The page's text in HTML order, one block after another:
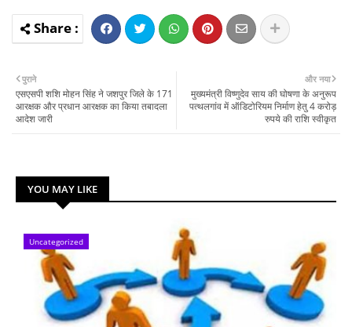
और नया
मुख्यमंत्री विष्णुदेव साय की घोषणा के अनुरूप
पत्थलगांव में ऑडिटोरियम निर्माण हेतु 4 करोड़
रुपये की राशि स्वीकृत
पुराने
एसएसपी शशि मोहन सिंह ने जशपुर जिले के 171
आरक्षक और प्रधान आरक्षक का किया तबादला
आदेश जारी
YOU MAY LIKE
Uncategorized